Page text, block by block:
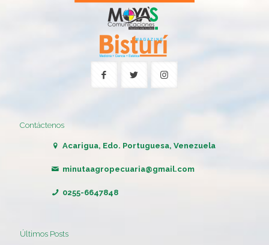
Contáctenos
Acarigua, Edo. Portuguesa, Venezuela
minutaagropecuaria@gmail.com
0255-6647848
Últimos Posts